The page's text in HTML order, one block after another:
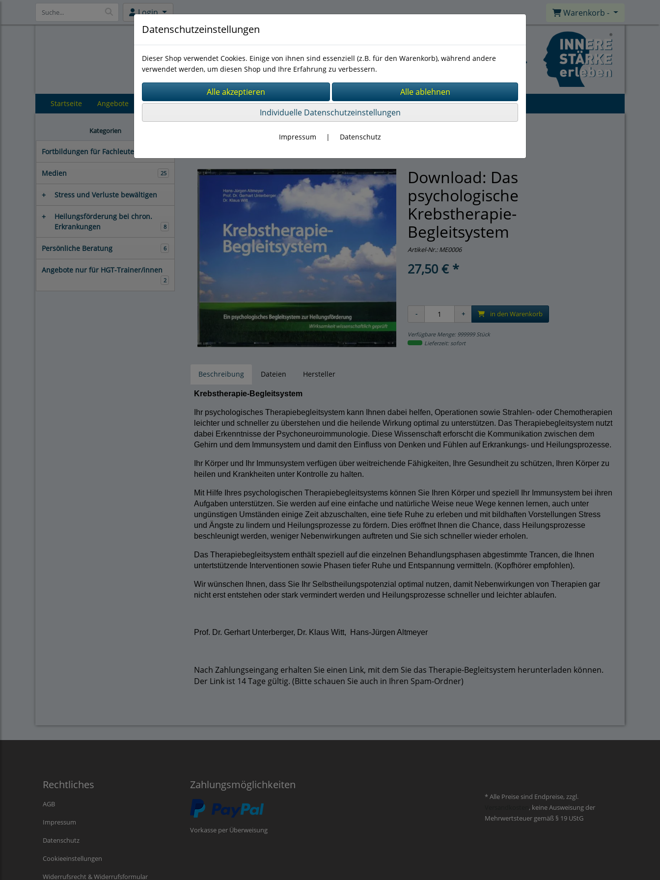
Login Warenkorb -
Startseite Angebote
Kategorien
Fortbildungen für Fachleute
Medien 25
+ Stress und Verluste bewältigen
+
Heilungsförderung bei chron.
Erkrankungen
8
Persönliche Beratung 6
Angebote nur für HGT-Trainer/innen
2
Heilungsförderung bei chron. Erkrankungen(8)
Download: Das
psychologische
Krebstherapie-
Begleitsystem
Artikel-Nr.:ME0006
27,50 € *
in den Warenkorb
Verfügbare Menge: 999999 Stück
Lieferzeit: sofort
Beschreibung Dateien Hersteller
Krebstherapie-Begleitsystem
Ihr psychologisches Therapiebegleitsystem kann Ihnen dabei helfen, Operationen sowie Strahlen- oder Chemotherapien
leichter und schneller zu überstehen und die heilende Wirkung optimal zu unterstützen. Das Therapiebegleitsystem nutzt
dabei Erkenntnisse der Psychoneuroimmunologie. Diese Wissenschaft erforscht die Kommunikation zwischen dem
Gehirn und dem Immunsystem und damit den Einfluss von Denken und Fühlen auf Erkrankungs- und Heilungsprozesse.
Ihr Körper und Ihr Immunsystem verfügen über weitreichende Fähigkeiten, Ihre Gesundheit zu schützen, Ihren Körper zu
heilen und Krankheiten unter Kontrolle zu halten.
Mit Hilfe Ihres psychologischen Therapiebegleitsystems können Sie Ihren Körper und speziell Ihr Immunsystem bei ihren
Aufgaben unterstützen. Sie werden auf eine einfache und natürliche Weise neue Wege kennen lernen, auch unter
ungünstigen Umständen einige Zeit abzuschalten, eine tiefe Ruhe zu erleben und mit bildhaften Vorstellungen Stress
und Ängste zu lindern und Heilungsprozesse zu fördern. Dies eröffnet Ihnen die Chance, dass Heilungsprozesse
beschleunigt werden, weniger Nebenwirkungen auftreten und Sie sich schneller wieder erholen.
Das Therapiebegleitsystem enthält speziell auf die einzelnen Behandlungsphasen abgestimmte Trancen, die Ihnen
untertstützende Interventionen sowie Phasen tiefer Ruhe und Entspannung vermitteln. (Kopfhörer empfohlen).
Wir wünschen Ihnen, dass Sie Ihr Selbstheilungspotenzial optimal nutzen, damit Nebenwirkungen von Therapien gar
nicht erst entstehen oder stark vermindert werden und Heilungsprozesse schneller und leichter ablaufen.
Prof. Dr. Gerhart Unterberger, Dr. Klaus Witt, Hans-Jürgen Altmeyer
Nach Zahlungseingang erhalten Sie einen Link, mit dem Sie das Therapie-Begleitsystem herunterladen können.
Der Link ist 14 Tage gültig. (Bitte schauen Sie auch in Ihren Spam-Ordner)
Rechtliches
AGB
Impressum
Datenschutz
Cookieeinstellungen
Widerrufsrecht & Widerrufsformular
Zahlungsmöglichkeiten
Vorkasse per Überweisung
* Alle Preise sind Endpreise, zzgl.
, keine Ausweisung der
Mehrwertsteuer gemäß § 19 UStG
Datenschutzeinstellungen
Dieser Shop verwendet Cookies. Einige von ihnen sind essenziell (z.B. für den Warenkorb), während andere
verwendet werden, um diesen Shop und Ihre Erfahrung zu verbessern.
Individuelle Datenschutzeinstellungen
Impressum | Datenschutz